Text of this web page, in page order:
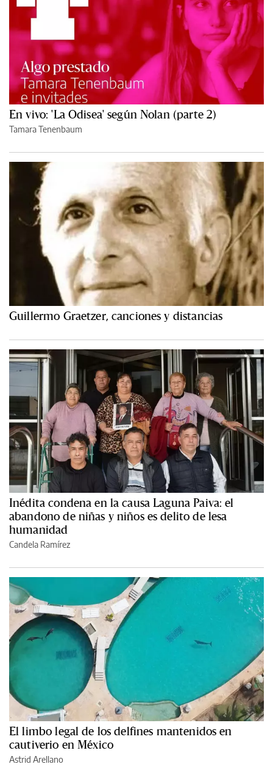
En vivo: 'La Odisea' según Nolan (parte 2)
Tamara Tenenbaum
Guillermo Graetzer, canciones y distancias
Inédita condena en la causa Laguna Paiva: el
abandono de niñas y niños es delito de lesa
humanidad
Candela Ramírez
El limbo legal de los delfines mantenidos en
cautiverio en México
Astrid Arellano